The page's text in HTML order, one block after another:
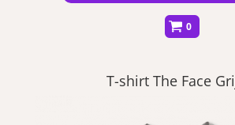
0
T-shirt The Face